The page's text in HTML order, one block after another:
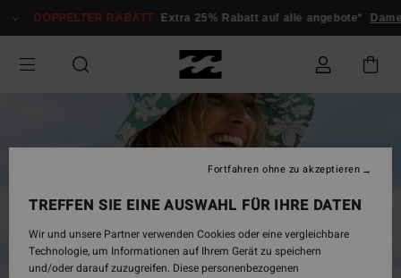
zur
springen
DOPPELTER RABATT Extra 25% Rabatt auf alle angebote*
TREFFEN SIE EINE AUSWAHL FÜR IHRE DATEN
Wir und unsere Partner verwenden Cookies oder eine vergleichbare
Technologie, um Informationen auf Ihrem Gerät zu speichern
und/oder darauf zuzugreifen. Diese personenbezogenen
Fortfahren ohne zu akzeptieren